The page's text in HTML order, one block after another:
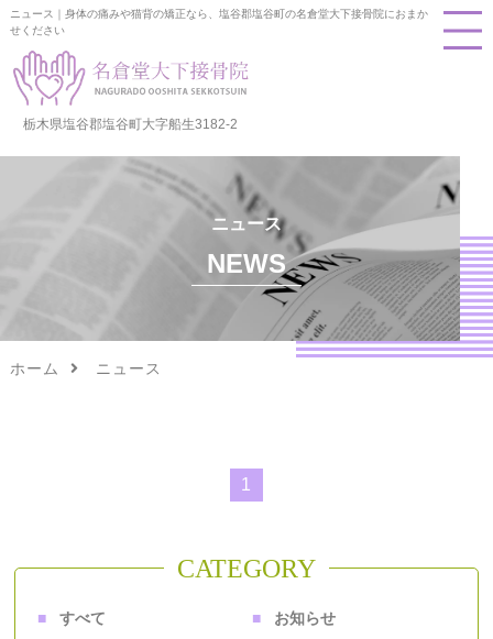
ニュース｜身体の痛みや猫背の矯正なら、塩谷郡塩谷町の名倉堂大下接骨院におまか
せください
栃木県塩谷郡塩谷町大字船生3182-2
ニュース
NEWS
ホーム ニュース
1
CATEGORY
すべて
お知らせ